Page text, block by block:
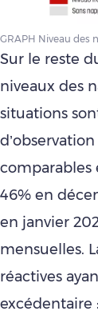
GRAPH Niveau des
Sur le reste
niveaux des
situations
comparables
46% en
en janvier
mensuelles.
réactives
excédentaire